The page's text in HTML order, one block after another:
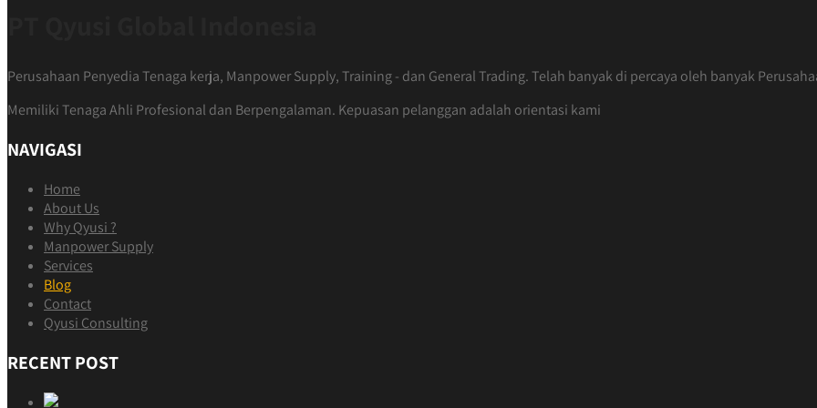
Perusahaan Penyedia Tenaga kerja, Manpower Supply, Training - dan General Trading. Telah banyak di percaya oleh banyak
Memiliki Tenaga Ahli Profesional dan Berpengalaman. Kepuasan pelanggan adalah orientasi kami
NAVIGASI
Home
About Us
Why Qyusi ?
Manpower Supply
Services
Blog
Contact
Qyusi Consulting
RECENT POST